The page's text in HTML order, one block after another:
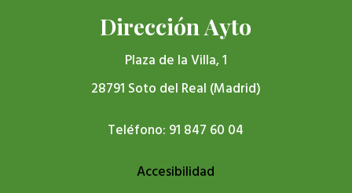
Dirección Ayto
Plaza de la Villa, 1
28791 Soto del Real (Madrid)
Teléfono: 91 847 60 04
Accesibilidad